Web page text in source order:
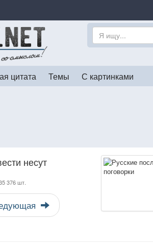
цитата Темы С картинками
несут
376 шт.